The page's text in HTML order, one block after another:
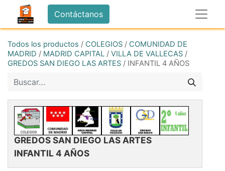
Contáctanos
Todos los productos / COLEGIOS / COMUNIDAD DE
MADRID / MADRID CAPITAL / VILLA DE VALLECAS /
GREDOS SAN DIEGO LAS ARTES / INFANTIL 4 AÑOS
GREDOS SAN DIEGO LAS ARTES
INFANTIL 4 AÑOS